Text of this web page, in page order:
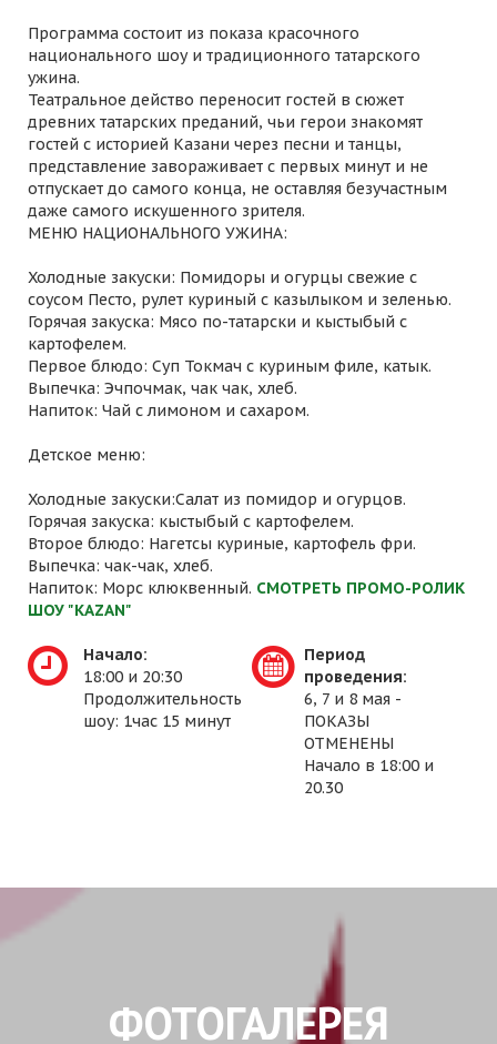
Программа состоит из показа красочного
национального шоу и традиционного татарского
ужина.
Театральное действо переносит гостей в сюжет
древних татарских преданий, чьи герои знакомят
гостей с историей Казани через песни и танцы,
представление завораживает с первых минут и не
отпускает до самого конца, не оставляя безучастным
даже самого искушенного зрителя.
МЕНЮ НАЦИОНАЛЬНОГО УЖИНА:
Холодные закуски: Помидоры и огурцы свежие с
соусом Песто, рулет куриный с казылыком и зеленью.
Горячая закуска: Мясо по-татарски и кыстыбый с
картофелем.
Первое блюдо: Суп Токмач с куриным филе, катык.
Выпечка: Эчпочмак, чак чак, хлеб.
Напиток: Чай с лимоном и сахаром.
Детское меню:
Холодные закуски:Салат из помидор и огурцов.
Горячая закуска: кыстыбый с картофелем.
Второе блюдо: Нагетсы куриные, картофель фри.
Выпечка: чак-чак, хлеб.
Напиток: Морс клюквенный. СМОТРЕТЬ ПРОМО-РОЛИК
ШОУ "KAZAN"
Начало:
18:00 и 20:30
Продолжительность
шоу: 1час 15 минут
Период
проведения:
6, 7 и 8 мая -
ПОКАЗЫ
ОТМЕНЕНЫ
Начало в 18:00 и
20.30
ФОТОГАЛЕРЕЯ